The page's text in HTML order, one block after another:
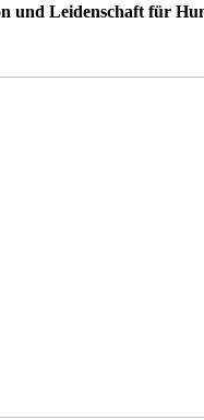
und Leidenschaft für